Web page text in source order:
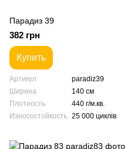
Парадиз 39
382 грн
Купить
Артикул
paradiz39
Ширина
140 см
Плотность
440 г/м.кв.
Износостойкость 25 000 циклів